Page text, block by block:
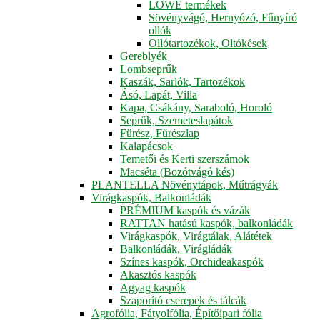
LÖWE termékek
Sövényvágó, Hernyózó, Fűnyíró
ollók
Ollótartozékok, Oltókések
Gereblyék
Lombseprűk
Kaszák, Sarlók, Tartozékok
Ásó, Lapát, Villa
Kapa, Csákány, Saraboló, Horoló
Seprűk, Szemeteslapátok
Fűrész, Fűrészlap
Kalapácsok
Temetői és Kerti szerszámok
Macséta (Bozótvágó kés)
PLANTELLA Növénytápok, Műtrágyák
Virágkaspók, Balkonládák
PRÉMIUM kaspók és vázák
RATTAN hatású kaspók, balkonládák
Virágkaspók, Virágtálak, Alátétek
Balkonládák, Virágládák
Színes kaspók, Orchideakaspók
Akasztós kaspók
Agyag kaspók
Szaporító cserepek és tálcák
Agrofólia, Fátyolfólia, Építőipari fólia